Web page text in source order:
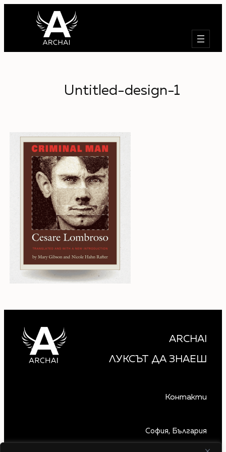
Untitled-design-1
ARCHAI
ЛУКСЪТ ДА ЗНАЕШ
Контакти
София, България